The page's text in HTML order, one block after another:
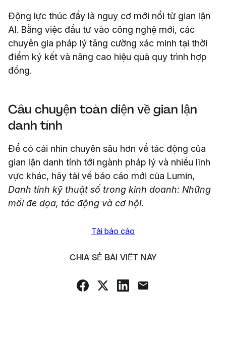
Động lực thúc đẩy là nguy cơ mới nổi từ gian lận
AI. Bằng việc đầu tư vào công nghệ mới, các
chuyên gia pháp lý tăng cường xác minh tại thời
điểm ký kết và nâng cao hiệu quả quy trình hợp
đồng.
Câu chuyện toàn diện về gian lận
danh tính
Để có cái nhìn chuyên sâu hơn về tác động của
gian lận danh tính tới ngành pháp lý và nhiều lĩnh
vực khác, hãy tải về báo cáo mới của Lumin,
Danh tính kỹ thuật số trong kinh doanh: Những
mối đe dọa, tác động và cơ hội.
Tải báo cáo
CHIA SẺ BÀI VIẾT NÀY